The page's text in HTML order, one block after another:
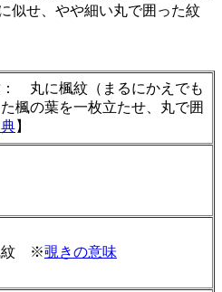
似せ、やや細い丸で囲った紋
丸に楓紋（まるにかえでも
楓の葉を一枚立たせ、丸で囲
】
紋 ※覗きの意味